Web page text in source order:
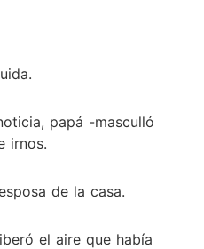
papá -masculló
irnos.
de la casa.
el aire que había